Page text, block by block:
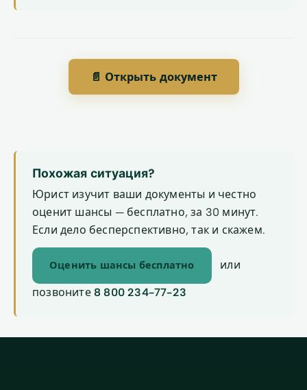
📄 Открыть документ
Похожая ситуация?
Юрист изучит ваши документы и честно
оценит шансы — бесплатно, за 30 минут.
Если дело бесперспективно, так и скажем.
Оценить шансы бесплатно или
позвоните 8 800 234-77-23